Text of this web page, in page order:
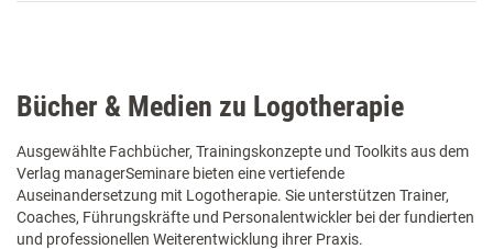
Bücher & Medien zu Logotherapie
Ausgewählte Fachbücher, Trainingskonzepte und Toolkits aus dem
Verlag managerSeminare bieten eine vertiefende
Auseinandersetzung mit Logotherapie. Sie unterstützen Trainer,
Coaches, Führungskräfte und Personalentwickler bei der fundierten
und professionellen Weiterentwicklung ihrer Praxis.